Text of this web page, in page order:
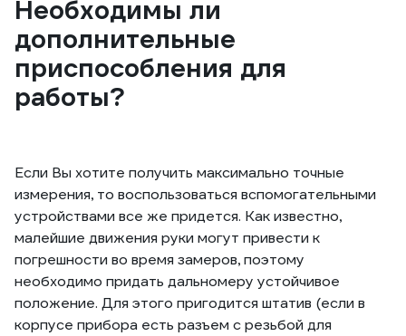
Необходимы ли
дополнительные
приспособления для
работы?
Если Вы хотите получить максимально точные
измерения, то воспользоваться вспомогательными
устройствами все же придется. Как известно,
малейшие движения руки могут привести к
погрешности во время замеров, поэтому
необходимо придать дальномеру устойчивое
положение. Для этого пригодится штатив (если в
корпусе прибора есть разъем с резьбой для